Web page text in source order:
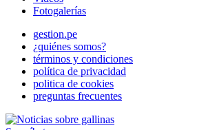
Fotogalerías
gestion.pe
¿quiénes somos?
términos y condiciones
política de privacidad
politica de cookies
preguntas frecuentes